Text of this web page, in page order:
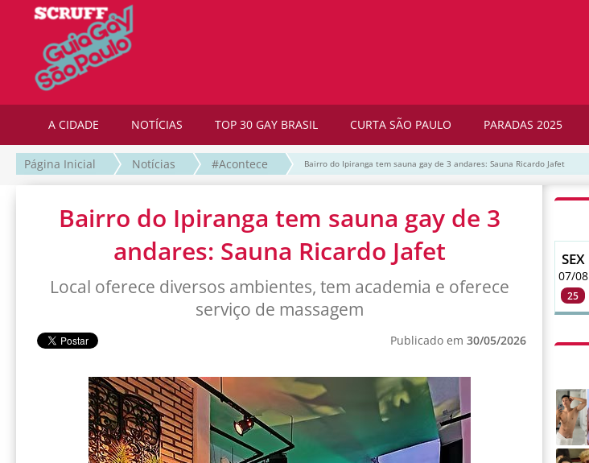
A CIDADE NOTÍCIAS TOP 30 GAY BRASIL CURTA SÃO PAULO PARADAS 2025
Página Inicial Notícias #Acontece Bairro do Ipiranga tem sauna gay de 3 andares: Sauna Ricardo Jafet
Bairro do Ipiranga tem sauna gay de 3
andares: Sauna Ricardo Jafet
Local oferece diversos ambientes, tem academia e oferece
serviço de massagem
Publicado em 30/05/2026
SEX
07/08
25